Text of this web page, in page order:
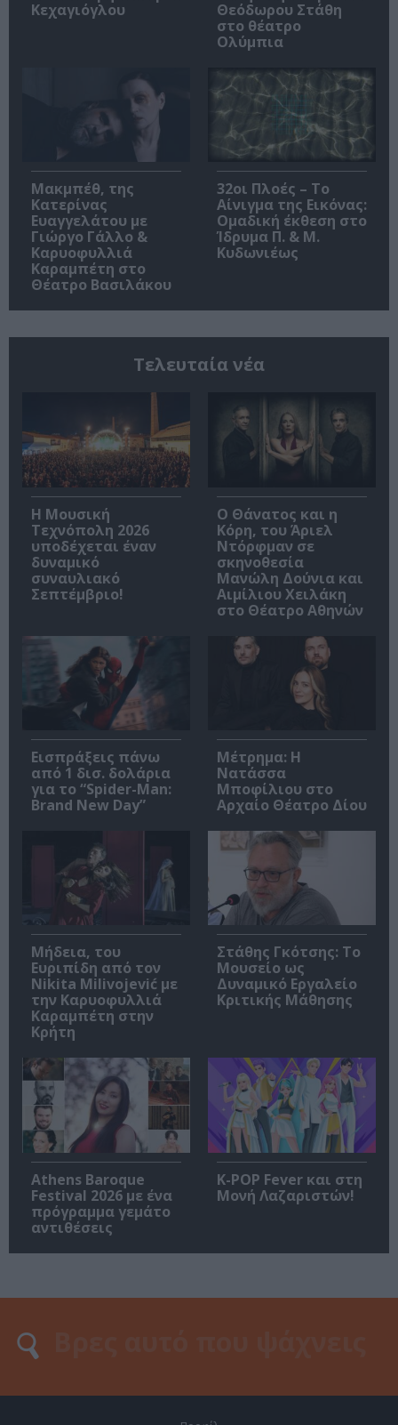
Κεχαγιόγλου
Θεόδωρου Στάθη
στο θέατρο
Ολύμπια
Μακμπέθ, της
Κατερίνας
Ευαγγελάτου με
Γιώργο Γάλλο &
Καρυοφυλλιά
Καραμπέτη στο
Θέατρο Βασιλάκου
32οι Πλοές – Το
Αίνιγμα της Εικόνας:
Ομαδική έκθεση στο
Ίδρυμα Π. & Μ.
Κυδωνιέως
Τελευταία νέα
Η Μουσική
Τεχνόπολη 2026
υποδέχεται έναν
δυναμικό
συναυλιακό
Σεπτέμβριο!
Ο Θάνατος και η
Κόρη, του Άριελ
Ντόρφμαν σε
σκηνοθεσία
Μανώλη Δούνια και
Αιμίλιου Χειλάκη
στο Θέατρο Αθηνών
Εισπράξεις πάνω
από 1 δισ. δολάρια
για το “Spider-Man:
Brand New Day”
Μέτρημα: Η
Νατάσσα
Μποφίλιου στο
Αρχαίο Θέατρο Δίου
Μήδεια, του
Ευριπίδη από τον
Nikita Milivojević με
την Καρυοφυλλιά
Καραμπέτη στην
Κρήτη
Στάθης Γκότσης: Το
Μουσείο ως
Δυναμικό Εργαλείο
Κριτικής Μάθησης
Athens Baroque
Festival 2026 με ένα
πρόγραμμα γεμάτο
αντιθέσεις
K-POP Fever και στη
Μονή Λαζαριστών!